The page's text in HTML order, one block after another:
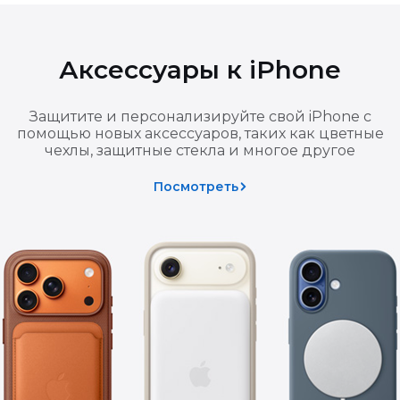
подтвердить наличие и характер недостатка.
возникла по вине покупателя (удар, влага, постороннее
для отказа в возврате — вы можете подтвердить
основной покупки подарок также подлежит возврату
Защитите и персонализируйте свой iPhone с
помощью новых аксессуаров, таких как цветные
чехлы, защитные стекла и многое другое
Аксессуары к iPhone
Посмотреть